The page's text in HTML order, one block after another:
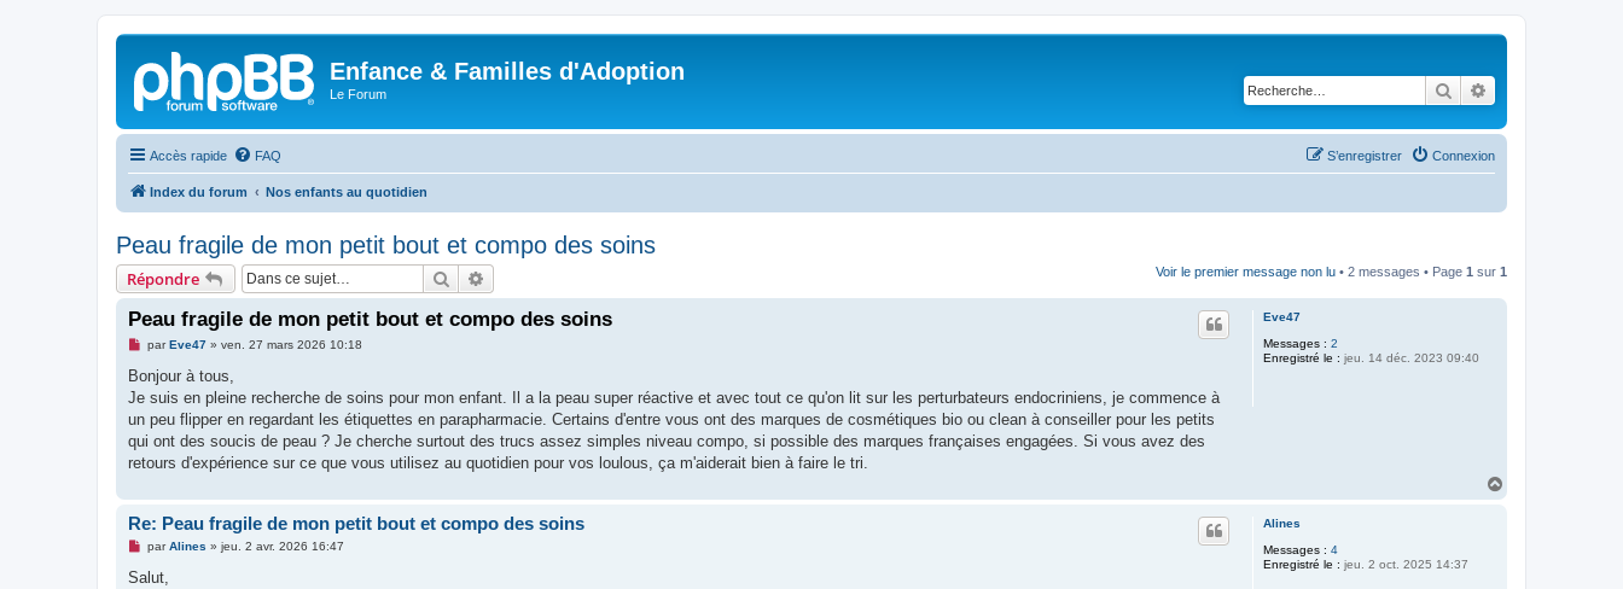
Enfance & Familles d'Adoption
Le Forum Rechercher
Accès rapide FAQ Connexion
S’enregistrer
Index du forum Nos enfants au quotidien
Peau fragile de mon petit bout et compo des soins
Répondre Rechercher Voir le premier message non lu • 2 messages • Page 1 sur 1
Eve47
Messages : 2
Enregistré le : jeu. 14 déc. 2023 09:40
Peau fragile de mon petit bout et compo des soins
M
s
a
g
n
o
u
parEve47» ven. 27 mars 2026 10:18
Bonjour à tous,
Je suis en pleine recherche de soins pour mon enfant. Il a la peau super réactive et avec tout ce qu'on lit sur les perturbateurs endocriniens, je commence à
un peu flipper en regardant les étiquettes en parapharmacie. Certains d'entre vous ont des marques de cosmétiques bio ou clean à conseiller pour les petits
qui ont des soucis de peau ? Je cherche surtout des trucs assez simples niveau compo, si possible des marques françaises engagées. Si vous avez des
retours d'expérience sur ce que vous utilisez au quotidien pour vos loulous, ça m'aiderait bien à faire le tri.
Alines
Messages : 4
Enregistré le : jeu. 2 oct. 2025 14:37
Re: Peau fragile de mon petit bout et compo des soins
M
s
parAlines » jeu. 2 avr. 2026 16:47
Salut,